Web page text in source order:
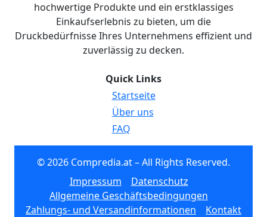
hochwertige Produkte und ein erstklassiges
Einkaufserlebnis zu bieten, um die
Druckbedürfnisse Ihres Unternehmens effizient und
zuverlässig zu decken.
Quick Links
Startseite
Über uns
FAQ
© 2026 Compredia.at – All Rights Reserved.
Impressum
Datenschutz
Allgemeine Geschäftsbedingungen
Zahlungs- und Versandinformationen
Kontakt